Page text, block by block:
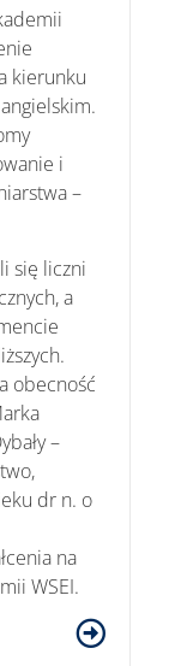
kierunku
i
–
się liczni
a
obecność
–
dr n. o
na
WSEI.